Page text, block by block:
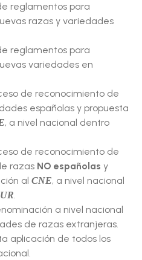
reglamentos para
razas y variedades
reglamentos para
variedades en
de reconocimiento de
españolas y propuesta
, a nivel nacional dentro
de reconocimiento de
razas NO españolas y
al CNE, a nivel nacional
.
a nivel nacional
de razas extranjeras.
aplicación de todos los